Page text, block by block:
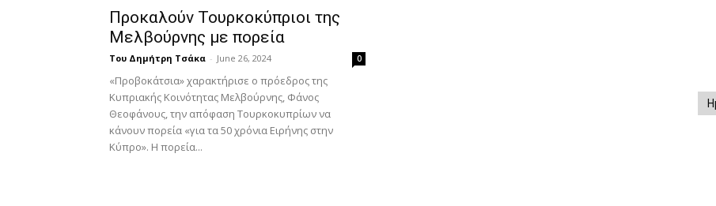
Προκαλούν Τουρκοκύπριοι της
Μελβούρνης με πορεία
Του Δημήτρη Τσάκα - June 26, 2024 0
«Προβοκάτσια» χαρακτήρισε ο πρόεδρος της
Κυπριακής Κοινότητας Μελβούρνης, Φάνος
Θεοφάνους, την απόφαση Τουρκοκυπρίων να
κάνουν πορεία «για τα 50 χρόνια Ειρήνης στην
Κύπρο». Η πορεία...